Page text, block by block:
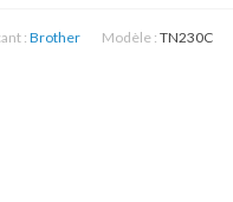
: Brother Modèle : TN230C